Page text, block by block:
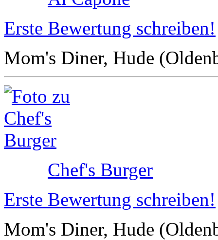
Erste Bewertung schreiben!
Mom's Diner, Hude
Chef's Burger
Erste Bewertung schreiben!
Mom's Diner, Hude